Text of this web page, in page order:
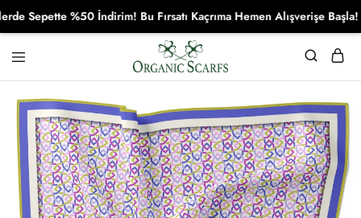
Organikscarf
Sepette %50 İndirim! Bu Fırsatı Kaçrıma Hemen Alışverişe Başla!